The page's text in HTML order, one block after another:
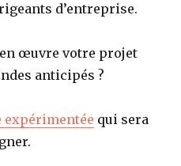
d’entreprise.
œuvre votre projet
anticipés ?
expérimentée qui sera